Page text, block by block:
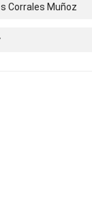
Corrales Muñoz